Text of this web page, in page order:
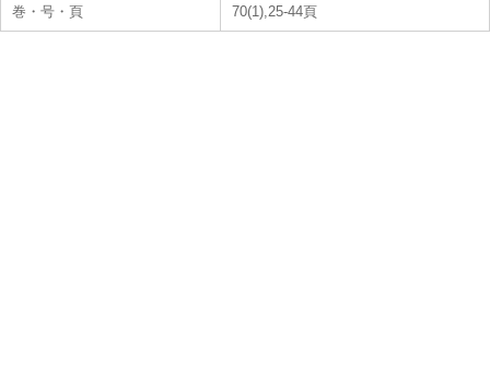
巻・号・頁 70(1),25-44頁